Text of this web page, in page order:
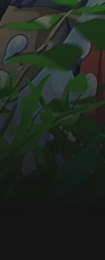
gra będzie